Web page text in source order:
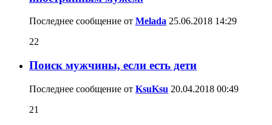
Последнее сообщение от Melada 25.06.2018 14:29
22
Поиск мужчины, если есть дети
Последнее сообщение от KsuKsu 20.04.2018 00:49
21